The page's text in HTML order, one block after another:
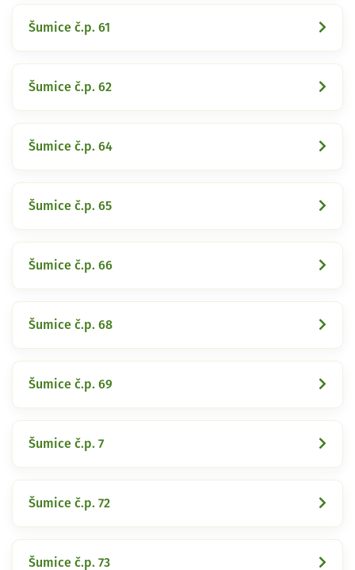
Šumice č.p. 61
Šumice č.p. 62
Šumice č.p. 64
Šumice č.p. 65
Šumice č.p. 66
Šumice č.p. 68
Šumice č.p. 69
Šumice č.p. 7
Šumice č.p. 72
Šumice č.p. 73